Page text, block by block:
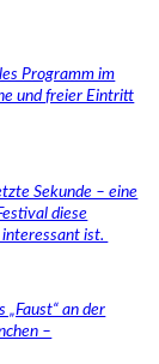
Programm im
und freier Eintritt
Sekunde – eine
diese
ist.
an der
–